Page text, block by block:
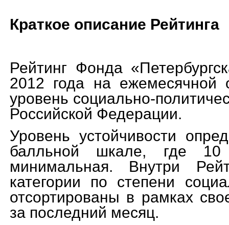
Краткое описание Рейтинга
Рейтинг Фонда
2012 года на ежемесячной
уровень социально-
Российской Федерации.
Уровень устойчивости
балльной шкале, где
минимальная. Внутри
категории по степени
отсортированы в рамках
за последний месяц.